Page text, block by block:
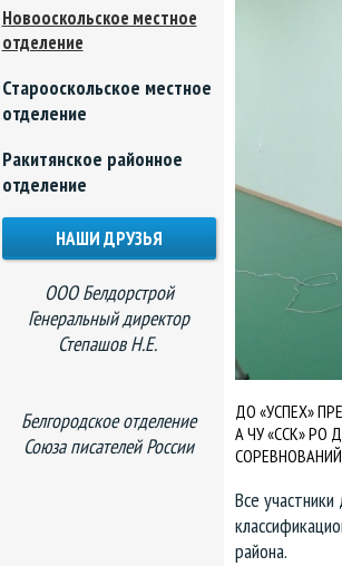
ДО «УСПЕХ»
А ЧУ «ССК» РО
Все
района.
Новооскольское местное
отделение
Старооскольское местное
отделение
Ракитянское районное
отделение
НАШИ ДРУЗЬЯ
ООО Белдорстрой
Генеральный директор
Степашов Н.Е.
Белгородское отделение
Союза писателей России